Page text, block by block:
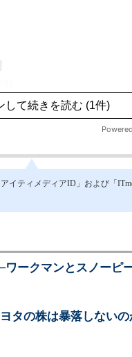
ティメディアID」および「
ークマンとスノーピ
タの株は暴落しないの